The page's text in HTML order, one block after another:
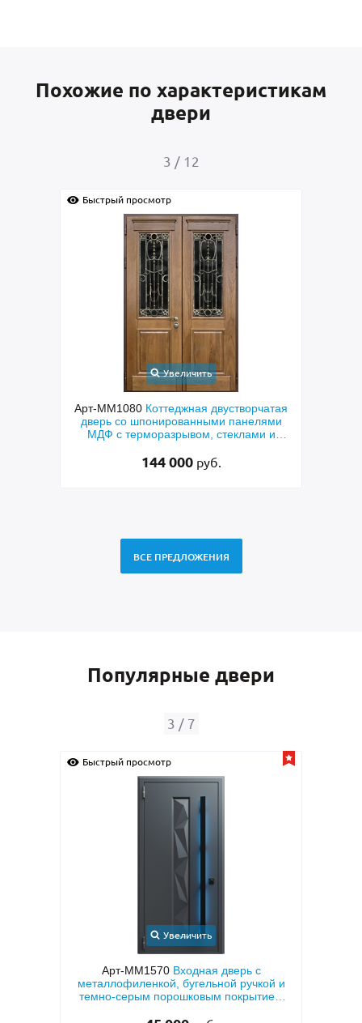
Похожие по характеристикам
двери
3 / 12
Быстрый просмотр
Увеличить
Арт-ММ1080 Коттеджная двустворчатая
дверь со шпонированными панелями
МДФ с терморазрывом, стеклами и
144 000 руб.
ВСЕ ПРЕДЛОЖЕНИЯ
Популярные двери
3 / 7
Быстрый просмотр
Увеличить
Арт-ММ1570 Входная дверь с
металлофиленкой, бугельной ручкой и
темно-серым порошковым покрытием